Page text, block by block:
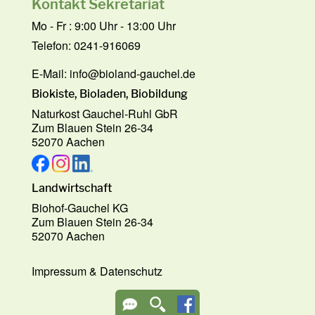
Kontakt Sekretariat
Mo - Fr : 9:00 Uhr - 13:00 Uhr
Telefon: 0241-916069
E-Mail: info@bioland-gauchel.de
Biokiste, Bioladen, Biobildung
Naturkost Gauchel-Ruhl GbR
Zum Blauen Stein 26-34
52070 Aachen
Landwirtschaft
Biohof-Gauchel KG
Zum Blauen Stein 26-34
52070 Aachen
Impressum& Datenschutz